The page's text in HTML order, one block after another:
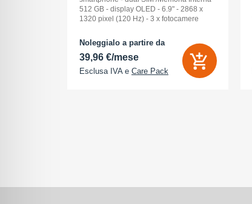
512 GB - display OLED - 6.9" - 2868 x
1320 pixel (120 Hz) - 3 x fotocamere
camera 18 Megapixel - arancione
cosmico
Noleggialo a partire da
39,96 €/mese
Esclusa IVA e Care Pack